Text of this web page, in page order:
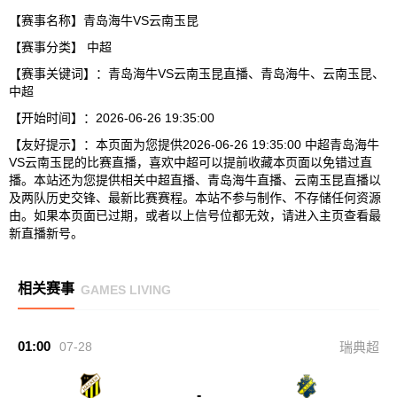
【赛事名称】青岛海牛VS云南玉昆
【赛事分类】 中超
【赛事关键词】：青岛海牛VS云南玉昆直播、青岛海牛、云南玉昆、
中超
【开始时间】：2026-06-26 19:35:00
【友好提示】：本页面为您提供2026-06-26 19:35:00 中超青岛海牛
VS云南玉昆的比赛直播，喜欢中超可以提前收藏本页面以免错过直
播。本站还为您提供相关中超直播、青岛海牛直播、云南玉昆直播以
及两队历史交锋、最新比赛赛程。本站不参与制作、不存储任何资源
由。如果本页面已过期，或者以上信号位都无效，请进入主页查看最
新直播新号。
相关赛事 GAMES LIVING
01:00 07-28 瑞典超
-